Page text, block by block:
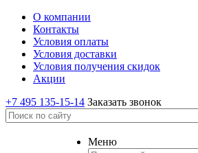
О компании
Контакты
Условия оплаты
Условия доставки
Условия получения скидок
Акции
+7 495 135-15-14 Заказать звонок
Меню